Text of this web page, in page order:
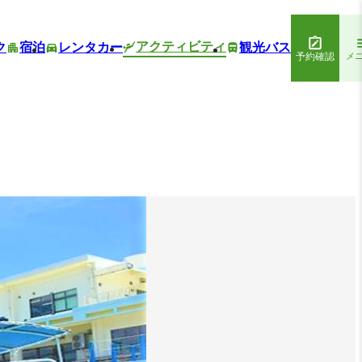
宿泊 レンタカー アクティビティ 観光バス
予約確認 メ